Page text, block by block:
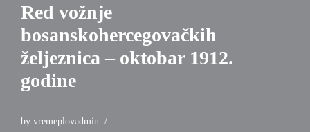
Red vožnje
bosanskohercegovačkih
željeznica – oktobar 1912.
godine
by vremeplovadmin